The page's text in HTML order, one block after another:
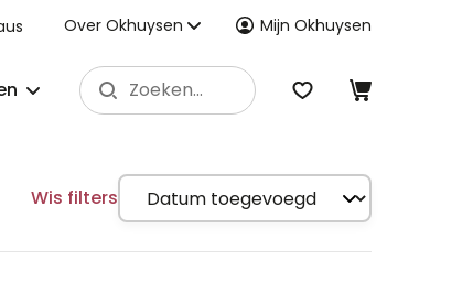
Over Okhuysen Mijn Okhuysen
Wis filters